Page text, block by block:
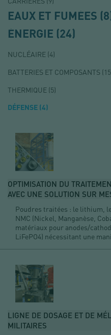
EAUX ET FUMÉES
ÉNERGIE (24)
NUCLÉAIRE (4)
BATTERIES ET COMPOSANTS
THERMIQUE (5)
DÉFENSE (4)
OPTIMISATION DU
AVEC UNE SOLUTION SUR
Poudres traitées : le lithium,
NMC (Nickel, Manganèse,
matériaux pour anodes/
LiFePO4) nécessitant une
LIGNE DE DOSAGE ET DE
MILITAIRES